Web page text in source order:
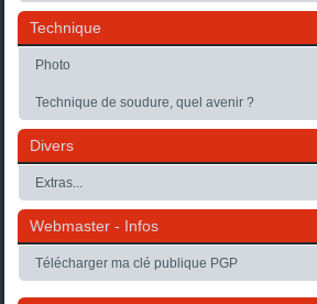
Technique
Photo
Technique de soudure, quel avenir ?
Divers
Extras...
Webmaster - Infos
Télécharger ma clé publique PGP